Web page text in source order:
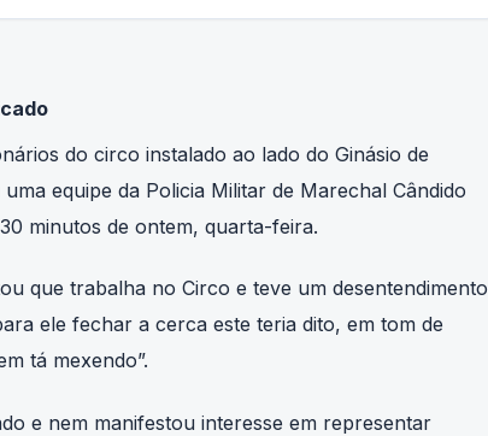
do circo instalado ao lado do Ginásio de
equipe da Policia Militar de Marechal Cândido
minutos de ontem, quarta-feira.
que trabalha no Circo e teve um desentendimento
ele fechar a cerca este teria dito, em tom de
tá mexendo”.
e nem manifestou interesse em representar